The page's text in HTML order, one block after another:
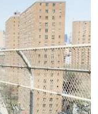
#MOVIE